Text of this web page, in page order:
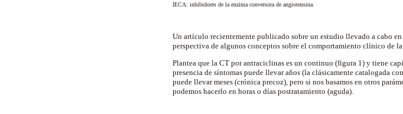
IECA: inhibidores de la enzima conversora de angiotensina.
Un artículo recientemente publicado sobre un estudio llevado a cabo
perspectiva de algunos conceptos sobre el comportamiento clínico de
Plantea que la CT por antraciclinas es un continuo (figura 1) y tiene
presencia de síntomas puede llevar años (la clásicamente catalogada
puede llevar meses (crónica precoz), pero si nos basamos en otros
podemos hacerlo en horas o días postratamiento (aguda).